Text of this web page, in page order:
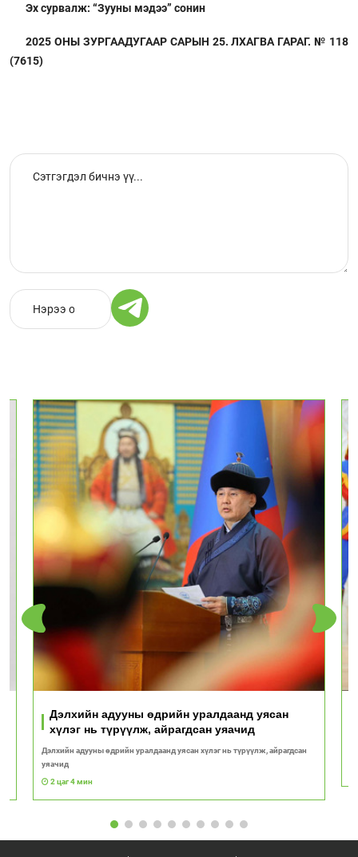
Эх сурвалж: “Зууны мэдээ” сонин
2025 ОНЫ ЗУРГААДУГААР САРЫН 25. ЛХАГВА ГАРАГ. № 118
(7615)
Дэлхийн адууны өдрийн уралдаанд уясан
хүлэг нь түрүүлж, айрагдсан уяачид
Дэлхийн адууны өдрийн уралдаанд уясан хүлэг нь түрүүлж, айрагдсан
уяачид
2 цаг 4 мин